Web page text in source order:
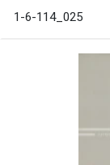
1-6-114_025